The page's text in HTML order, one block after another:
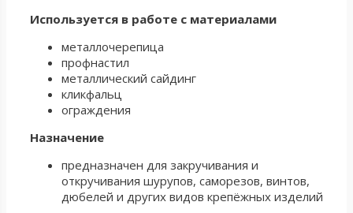
Используется в работе с материалами
металлочерепица
профнастил
металлический сайдинг
кликфальц
ограждения
Назначение
предназначен для закручивания и
откручивания шурупов, саморезов, винтов,
дюбелей и других видов крепёжных изделий